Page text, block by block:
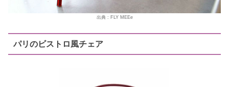
出典 : FLY MEEe
パリのビストロ風チェア